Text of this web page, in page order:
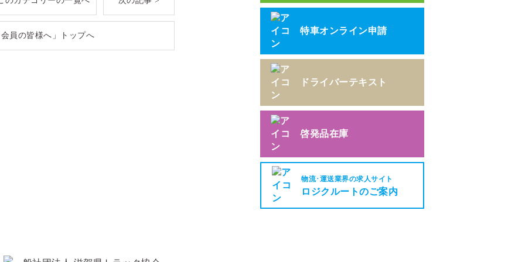
会員の皆様へ」トップへ 特車オンライン申請
ドライバーテキスト
啓発品在庫
物流･運送業界の求人サイト
ロジクルートのご案内